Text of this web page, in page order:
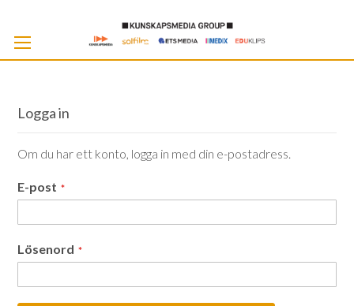
Logga in
Om du har ett konto, logga in med din e-postadress.
E-post
Lösenord